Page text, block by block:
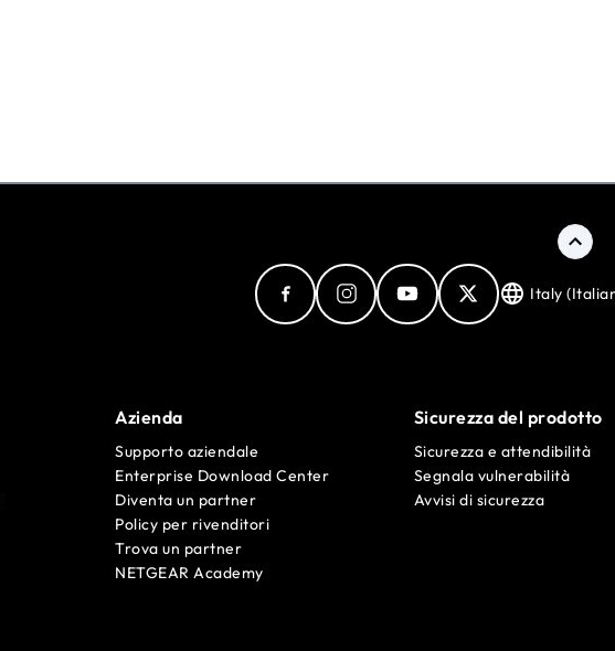
Italy
Azienda
Supporto aziendale
Enterprise Download Center
Diventa un partner
Policy per rivenditori
Trova un partner
NETGEAR Academy
Sicurezza del prodotto
Sicurezza e attendibilità
Segnala vulnerabilità
Avvisi di sicurezza